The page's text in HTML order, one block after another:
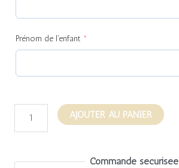
Prénom de l'enfant *
AJOUTER AU PANIER
Commande sécurisée